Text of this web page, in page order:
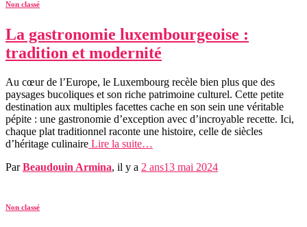
Non classé
La gastronomie luxembourgeoise :
tradition et modernité
Au cœur de l’Europe, le Luxembourg recèle bien plus que des
paysages bucoliques et son riche patrimoine culturel. Cette petite
destination aux multiples facettes cache en son sein une véritable
pépite : une gastronomie d’exception avec d’incroyable recette. Ici,
chaque plat traditionnel raconte une histoire, celle de siècles
d’héritage culinaire Lire la suite…
ParBeaudouin Armina, il y a 2 ans13 mai 2024
Non classé